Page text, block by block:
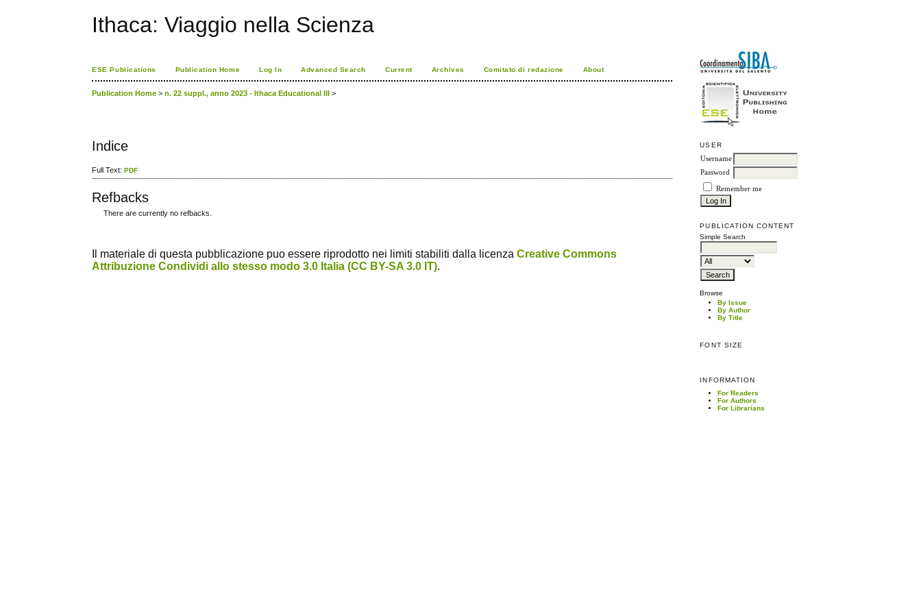
Ithaca: Viaggio nella Scienza
USER
Username
Password
Remember me
PUBLICATION CONTENT
Simple Search
Browse
By Issue
By Author
By Title
FONT SIZE
INFORMATION
For Readers
For Authors
For Librarians
ESE Publications Publication Home Log In Advanced Search Current Archives Comitato di redazione About
Publication Home >n. 22 suppl., anno 2023 - Ithaca Educational III >
Indice
Full Text:PDF
Refbacks
There are currently no refbacks.
Il materiale di questa pubblicazione puo essere riprodotto nei limiti stabiliti dalla licenzaCreative Commons
Attribuzione Condividi allo stesso modo 3.0 Italia (CC BY-SA 3.0 IT).